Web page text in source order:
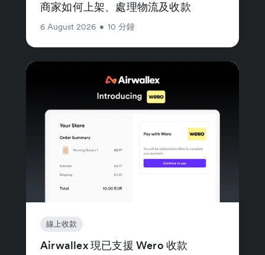
商家如何上架、處理物流及收款
6 August 2026 • 10 分鐘
線上收款
Airwallex 現已支援 Wero 收款